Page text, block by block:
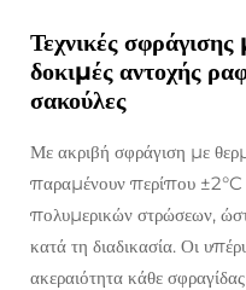
Τεχνικές
δοκιμές αντοχής
σακούλες
Με ακριβή σφράγιση με
παραμένουν περίπου ±2°C
πολυμερικών στρώσεων,
κατά τη διαδικασία. Οι
ακεραιότητα κάθε